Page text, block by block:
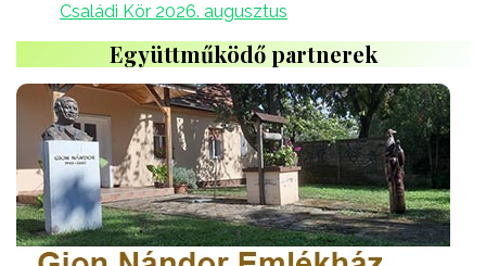
Családi Kör 2026. augusztus
Együttműködő partnerek